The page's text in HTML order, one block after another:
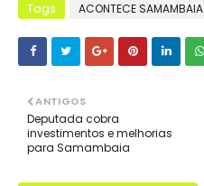
Tags ACONTECE SAMAMBAIA
ANTIGOS
Deputada cobra
investimentos e melhorias
para Samambaia